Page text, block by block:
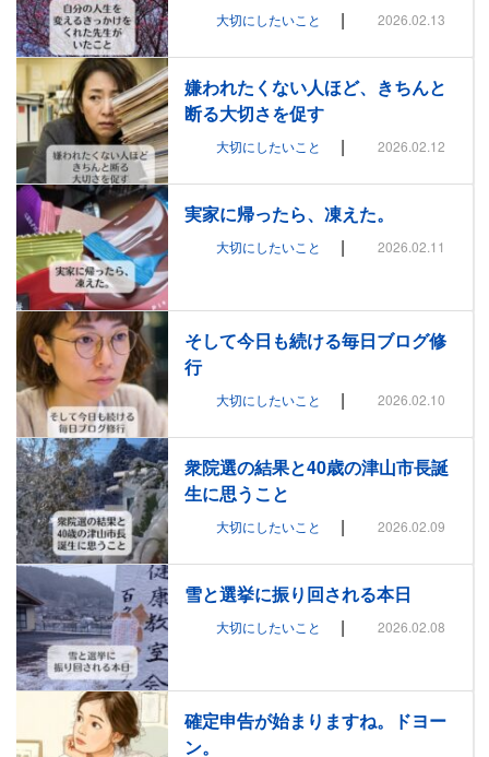
大切にしたいこと | 2026.02.13
嫌われたくない人ほど、きちんと
断る大切さを促す
大切にしたいこと | 2026.02.12
実家に帰ったら、凍えた。
大切にしたいこと | 2026.02.11
そして今日も続ける毎日ブログ修
行
大切にしたいこと | 2026.02.10
衆院選の結果と40歳の津山市長誕
生に思うこと
大切にしたいこと | 2026.02.09
雪と選挙に振り回される本日
大切にしたいこと | 2026.02.08
確定申告が始まりますね。ドヨー
ン。